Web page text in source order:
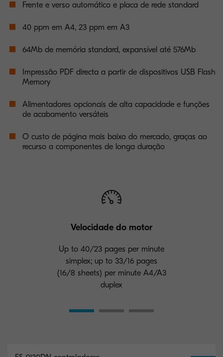
Frente e verso automático e placa de rede standard
40 ppm em A4, 23 ppm em A3
64Mb de memória standard, expansível até 576Mb
Impressão PDF directa a partir de dispositivos USB Flash
Memory
Alimentadores opcionais de alta capacidade e funções
de acabamento versáteis
O custo de página mais baixo do mercado, graças ao
recurso a componentes de longa duração
Velocidade do motor
Up to 40/23 pages per minute
simplex; up to 33/16 pages
(16/8 sheets) per minute A4/A3
duplex